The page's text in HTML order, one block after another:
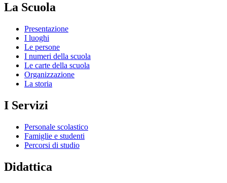
La Scuola
Presentazione
I luoghi
Le persone
I numeri della scuola
Le carte della scuola
Organizzazione
La storia
I Servizi
Personale scolastico
Famiglie e studenti
Percorsi di studio
Didattica